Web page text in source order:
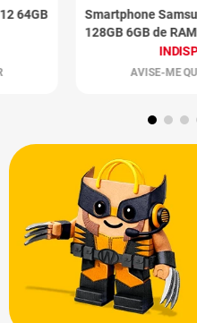
64GB
Smartphone
128GB 6GB de
AVISE-ME